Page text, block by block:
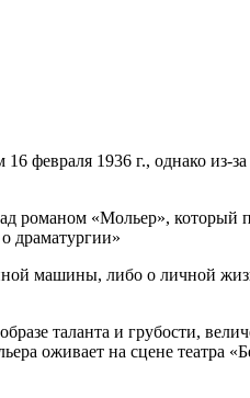
февраля 1936 г., однако из-за
романом «Мольер», который
драматургии»
машины, либо о личной
таланта и грубости,
оживает на сцене театра